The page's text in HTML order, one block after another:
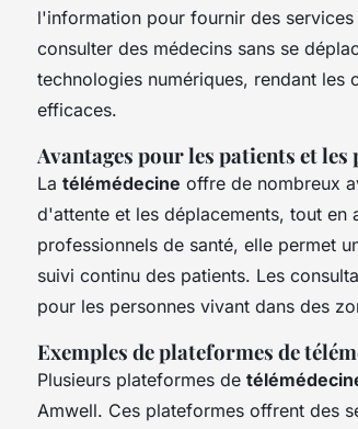
l'information pour fournir des
consulter des médecins sans se
technologies numériques, rendant les
efficaces.
Avantages pour les patients et
La télémédecine offre de nombreux
d'attente et les déplacements, tout en
professionnels de santé, elle permet
suivi continu des patients. Les
pour les personnes vivant dans des
Exemples de plateformes de
Plusieurs plateformes de
Amwell. Ces plateformes offrent des